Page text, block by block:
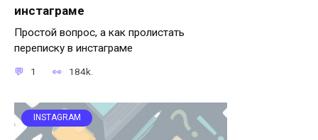
инстаграме
Простой вопрос, а как пролистать
переписку в инстаграме
1 184k.
INSTAGRAM